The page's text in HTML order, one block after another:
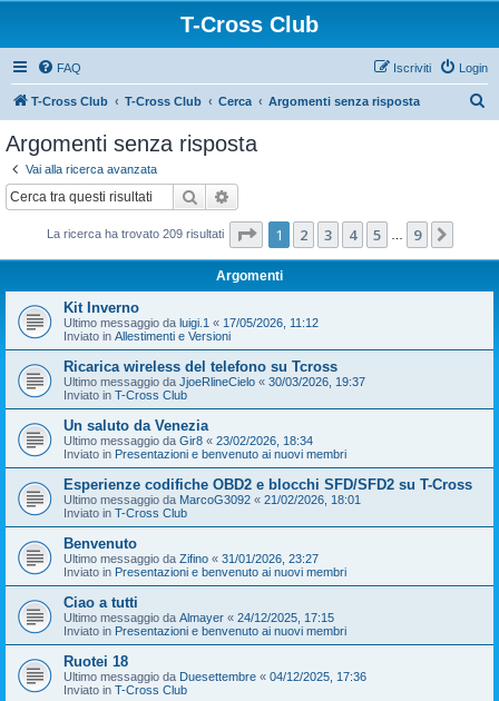
T-Cross Club
FAQ Login
Iscriviti
T-Cross Club T-Cross Club Cerca Argomenti senza risposta
Argomenti senza risposta
Vai alla ricerca avanzata
Cerca
La ricerca ha trovato 209 risultati Pagina di
1 2 3 4 5 9
Argomenti
Kit Inverno
Ultimo messaggio da luigi.1 « 17/05/2026, 11:12
Inviato in Allestimenti e Versioni
Ricarica wireless del telefono su Tcross
Ultimo messaggio da JjoeRlineCielo « 30/03/2026, 19:37
Inviato in T-Cross Club
Un saluto da Venezia
Ultimo messaggio da Gir8 « 23/02/2026, 18:34
Inviato in Presentazioni e benvenuto ai nuovi membri
Esperienze codifiche OBD2 e blocchi SFD/SFD2 su T-Cross
Ultimo messaggio da MarcoG3092 « 21/02/2026, 18:01
Inviato in T-Cross Club
Benvenuto
Ultimo messaggio da Zifino « 31/01/2026, 23:27
Inviato in Presentazioni e benvenuto ai nuovi membri
Ciao a tutti
Ultimo messaggio da Almayer « 24/12/2025, 17:15
Inviato in Presentazioni e benvenuto ai nuovi membri
Ruotei 18
Ultimo messaggio da Duesettembre « 04/12/2025, 17:36
Inviato in T-Cross Club